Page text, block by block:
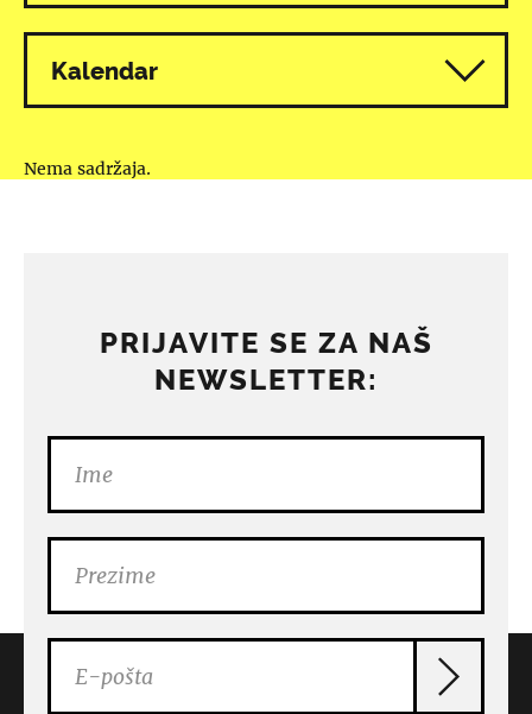
Kalendar
Nema sadržaja.
PRIJAVITE SE ZA NAŠ
NEWSLETTER: